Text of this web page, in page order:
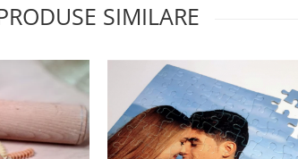
SIMILARE